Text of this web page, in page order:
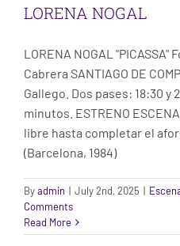
LORENA NOGAL
LORENA NOGAL
Cabrera SANTIAGO DE
Gallego. Dos pases: 18:30 y
minutos. ESTRENO
libre hasta completar el
(Barcelona, 1984)
Byadmin | July 2nd, 2025 |
Comments
Read More